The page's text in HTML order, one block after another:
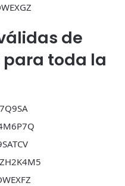
de
toda la